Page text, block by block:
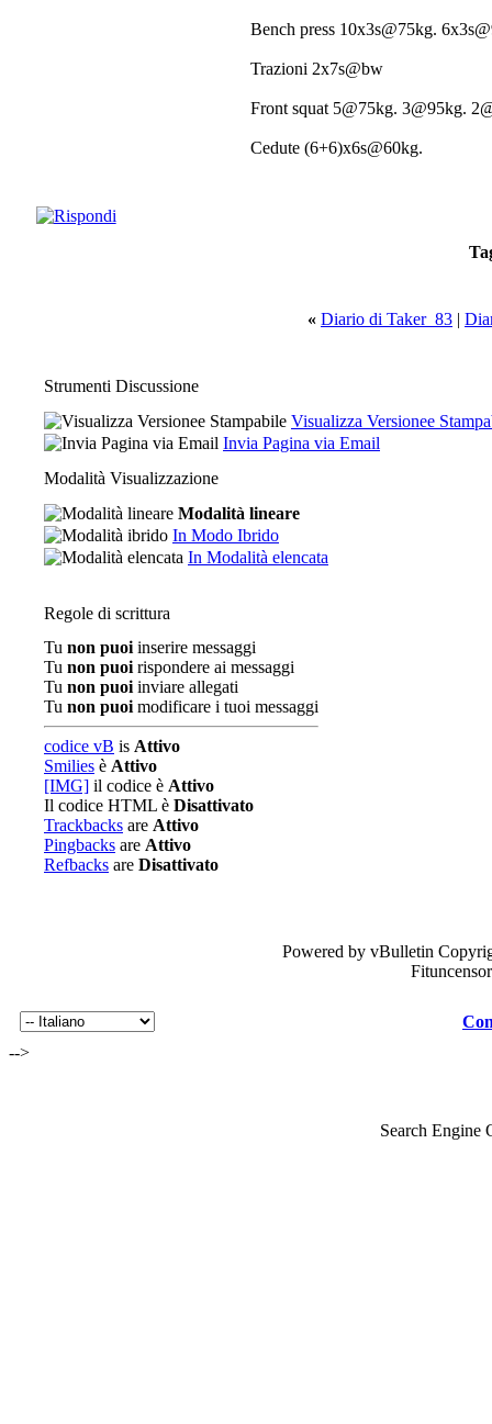
Bench press 10x3s@75kg.
Trazioni 2x7s@bw
Front squat 5@75kg. 3@95kg.
Cedute (6+6)x6s@60kg.
« Diario di Taker_83 |
Strumenti Discussione
Visualizza Versionee
Invia Pagina via Email
Modalità Visualizzazione
Modalità lineare
In Modo Ibrido
In Modalità elencata
Regole di scrittura
Tu non puoi inserire messaggi
Tu non puoi rispondere ai messaggi
Tu non puoi inviare allegati
Tu non puoi modificare i tuoi messaggi
codice vB is Attivo
Smilies è Attivo
[IMG] il codice è Attivo
Il codice HTML è Disattivato
Trackbacks are Attivo
Pingbacks are Attivo
Refbacks are Disattivato
Powered by vBulletin
-->
Search Engine